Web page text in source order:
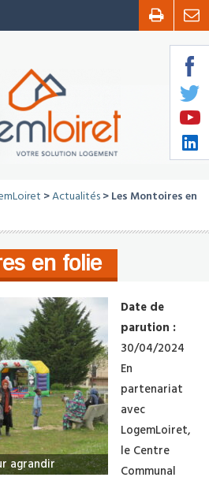
>Actualités > Les Montoires en
en folie
agrandir
Date de
parution :
30/04/2024
En
partenariat
avec
LogemLoiret,
le Centre
Communal